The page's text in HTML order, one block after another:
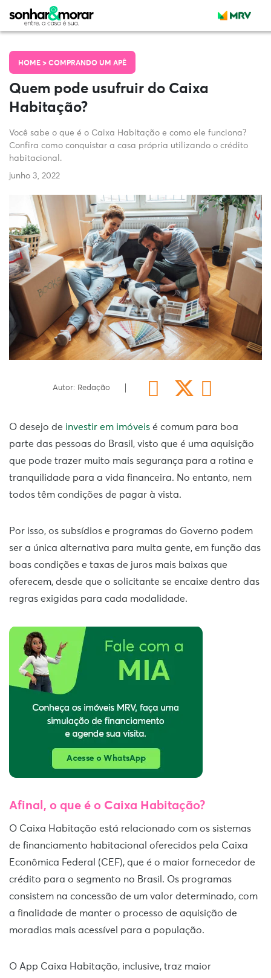
HOME > COMPRANDO UM APÊ
Quem pode usufruir do Caixa
Habitação?
Você sabe o que é o Caixa Habitação e como ele funciona?
Confira como conquistar a casa própria utilizando o crédito
habitacional.
junho 3, 2022
Autor: Redação
O desejo de investir em imóveis é comum para boa
parte das pessoas do Brasil, visto que é uma aquisição
que pode trazer muito mais segurança para a rotina e
tranquilidade para a vida financeira. No entanto, nem
todos têm condições de pagar à vista.
Por isso, os subsídios e programas do Governo podem
ser a única alternativa para muita gente, em função das
boas condições e taxas de juros mais baixas que
oferecem, desde que o solicitante se encaixe dentro das
regras exigidas para cada modalidade.
Afinal, o que é o Caixa Habitação?
O Caixa Habitação está relacionado com os sistemas
de financiamento habitacional oferecidos pela Caixa
Econômica Federal (CEF), que é o maior fornecedor de
crédito para o segmento no Brasil. Os programas
consistem na concessão de um valor determinado, com
a finalidade de manter o processo de aquisição de
moradias mais acessível para a população.
O App Caixa Habitação, inclusive, traz maior